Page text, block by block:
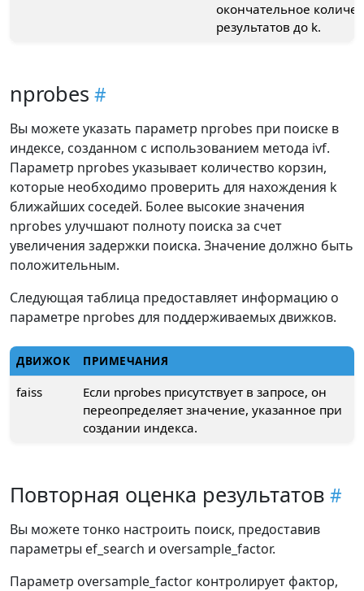
окончательное
результатов до k.
nprobes
Вы можете указать параметр nprobes при поиске в
индексе, созданном с использованием метода ivf.
Параметр nprobes указывает количество корзин,
которые необходимо проверить для нахождения k
ближайших соседей. Более высокие значения
nprobes улучшают полноту поиска за счет
увеличения задержки поиска. Значение должно быть
положительным.
Следующая таблица предоставляет информацию о
параметре nprobes для поддерживаемых движков.
ДВИЖОК ПРИМЕЧАНИЯ
faiss
Если nprobes присутствует в запросе, он
переопределяет значение, указанное при
создании индекса.
Повторная оценка результатов
Вы можете тонко настроить поиск, предоставив
параметры ef_search и oversample_factor.
Параметр oversample_factor контролирует фактор,